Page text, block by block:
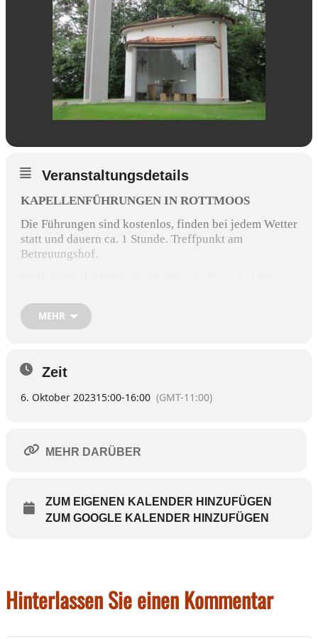
Veranstaltungsdetails
KAPELLENFÜHRUNGEN IN ROTTMOOS
Die Führungen sind kostenlos, finden bei jedem Wetter
statt und dauern ca. 1 Stunde. Treffpunkt am
Betreuungshof.
über die Zwillings-Sonnenuhren am Turm der
Rottmooser Kapelle.
vereinbart werden unter Telefon 08071 5880 (Müller).
MEHR
Zeit
6. Oktober 202315:00-16:00 (GMT-11:00)
MEHR DARÜBER
ZUM EIGENEN KALENDER HINZUFÜGEN
ZUM GOOGLE KALENDER HINZUFÜGEN
Hinterlassen Sie einen Kommentar